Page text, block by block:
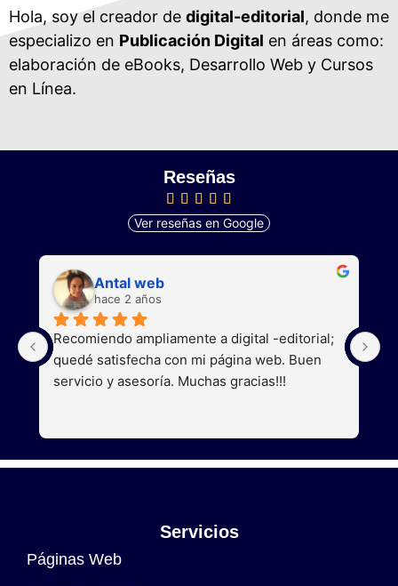
Hola, soy el creador de digital-editorial, donde me
especializo en Publicación Digital en áreas como:
elaboración de eBooks, Desarrollo Web y Cursos
en Línea.
Reseñas
Ver reseñas en Google
Antal web
hace 2 años
Recomiendo ampliamente a digital -editorial;
quedé satisfecha con mi página web. Buen
servicio y asesoría. Muchas gracias!!!
Servicios
Páginas Web